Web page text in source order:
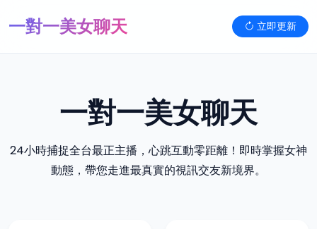
一對一美女聊天 立即更新
一對一美女聊天
24小時捕捉全台最正主播，心跳互動零距離！即時掌握女神
動態，帶您走進最真實的視訊交友新境界。